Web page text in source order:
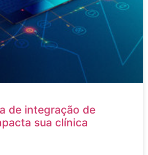
de integração de
sua clínica